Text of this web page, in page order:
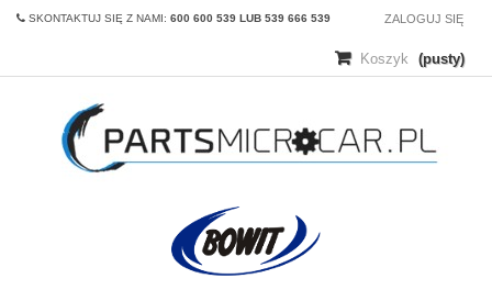
SKONTAKTUJ SIĘ Z NAMI: 600 600 539 LUB 539 666 539 ZALOGUJ SIĘ
Koszyk (pusty)